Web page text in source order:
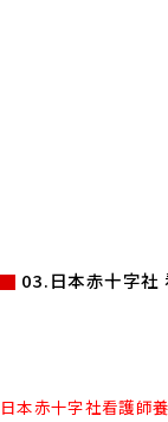
03.日本赤十字社
日本赤十字社看護師